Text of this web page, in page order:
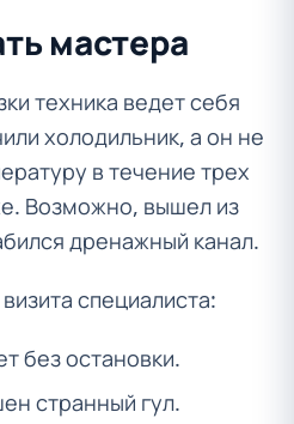
мастера
техника ведет себя
холодильник, а он не
в течение трех
Возможно, вышел из
дренажный канал.
специалиста:
без остановки.
странный гул.